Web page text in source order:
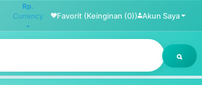
Rp.
Currency
Favorit (Keinginan (0)) Akun Saya